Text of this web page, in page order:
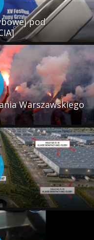
pod
Warszawskiego